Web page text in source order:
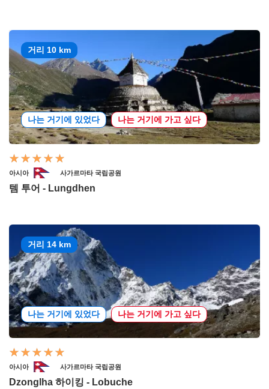
거리 10 km
나는 거기에 있었다 나는 거기에 가고 싶다
아시아 사가르마타 국립공원
템 투어 - Lungdhen
거리 14 km
나는 거기에 있었다 나는 거기에 가고 싶다
아시아 사가르마타 국립공원
Dzonglha 하이킹 - Lobuche